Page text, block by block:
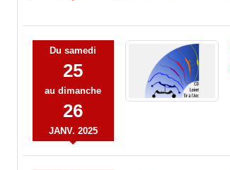
Dusamedi
25
audimanche
26
JANV. 2025